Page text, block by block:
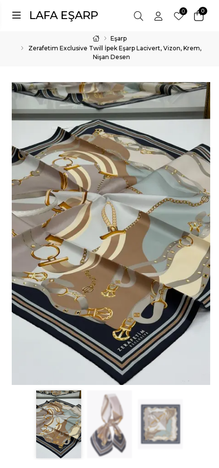
LAFA EŞARP 0
0
Eşarp
Zerafetim Exclusive Twill İpek Eşarp Lacivert, Vizon, Krem,
Nişan Desen